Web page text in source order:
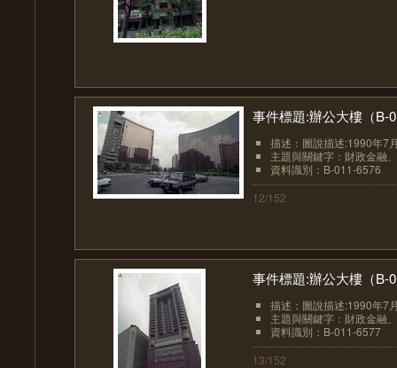
事件標題:辦公大樓（B-
描述：圖說描述:1990年7
主題與關鍵字：財政金融
資料識別：B-011-6576
12/152
事件標題:辦公大樓（B-
描述：圖說描述:1990年7
主題與關鍵字：財政金融
資料識別：B-011-6577
13/152